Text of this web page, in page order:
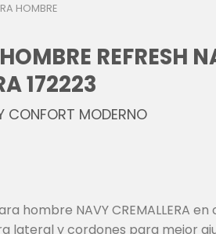
HOMBRE
REFRESH
172223
CONFORT MODERNO
hombre NAVY CREMALLERA
lateral y cordones para mejor